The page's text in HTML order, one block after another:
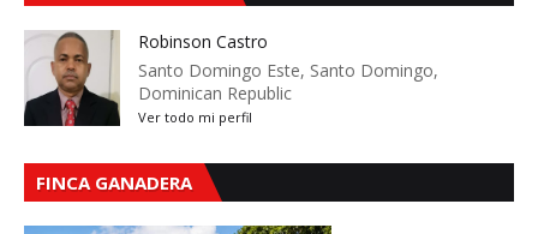
Robinson Castro
Santo Domingo Este, Santo Domingo,
Dominican Republic
Ver todo mi perfil
FINCA GANADERA